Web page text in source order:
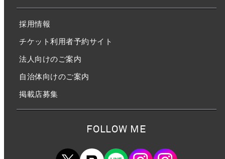
採用情報
チケット利用者予約サイト
法人向けのご案内
自治体向けのご案内
掲載店募集
FOLLOW ME